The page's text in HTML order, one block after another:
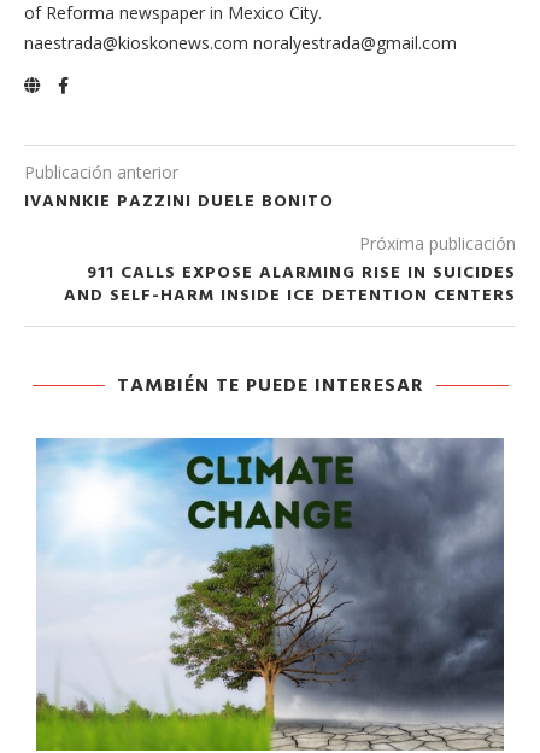
of Reforma newspaper in Mexico City.
naestrada@kioskonews.com noralyestrada@gmail.com
Publicación anterior
IVANNKIE PAZZINI DUELE BONITO
Próxima publicación
911 CALLS EXPOSE ALARMING RISE IN SUICIDES
AND SELF-HARM INSIDE ICE DETENTION CENTERS
TAMBIÉN TE PUEDE INTERESAR